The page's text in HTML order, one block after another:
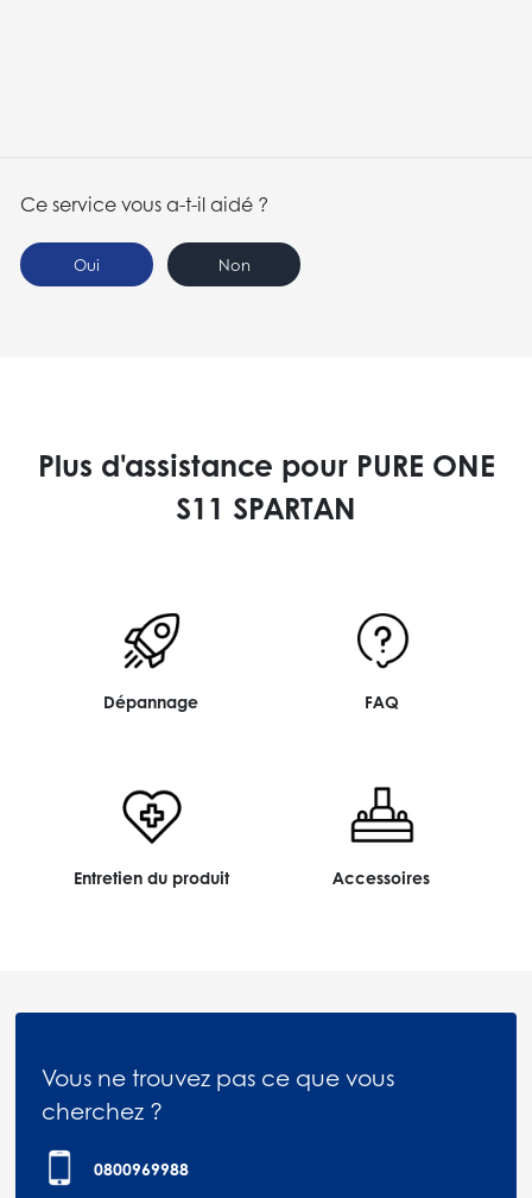
Ce service vous a-t-il aidé ?
Oui Non
Plus d'assistance pour PURE ONE
S11 SPARTAN
Dépannage FAQ
Entretien du produit Accessoires
Vous ne trouvez pas ce que vous
cherchez ?
0800969988